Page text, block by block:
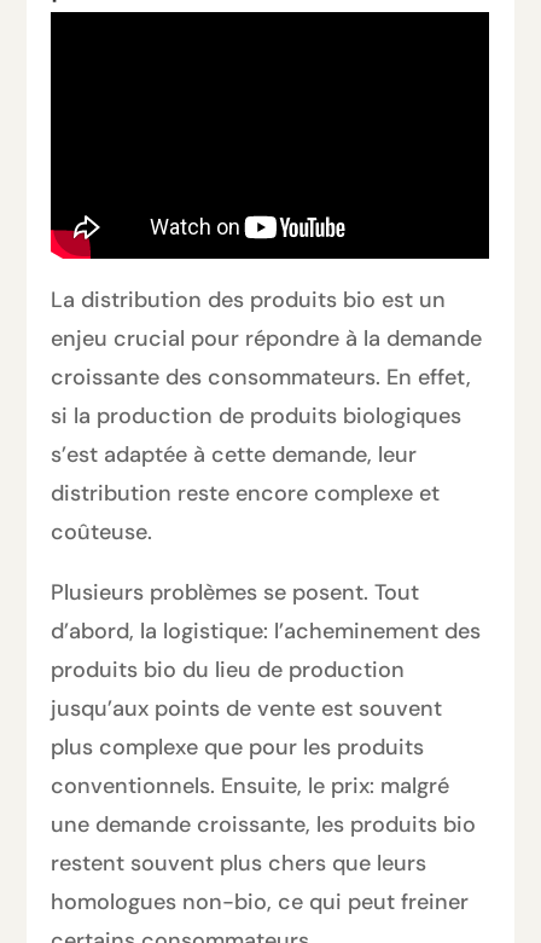
La distribution des produits bio est un
enjeu crucial pour répondre à la demande
croissante des consommateurs. En effet,
si la production de produits biologiques
s’est adaptée à cette demande, leur
distribution reste encore complexe et
coûteuse.
Plusieurs problèmes se posent. Tout
d’abord, la logistique: l’acheminement des
produits bio du lieu de production
jusqu’aux points de vente est souvent
plus complexe que pour les produits
conventionnels. Ensuite, le prix: malgré
une demande croissante, les produits bio
restent souvent plus chers que leurs
homologues non-bio, ce qui peut freiner